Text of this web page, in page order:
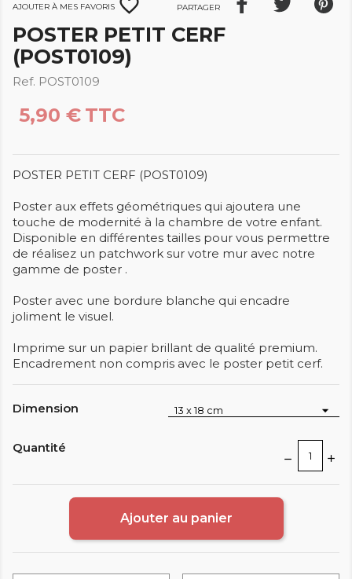
Ajouter à mes favoris favorite_border Partager
POSTER PETIT CERF
(POST0109)
Ref. POST0109
5,90 € TTC
POSTER PETIT CERF (POST0109)
Poster aux effets géométriques qui ajoutera une
touche de modernité à la chambre de votre enfant.
Disponible en différentes tailles pour vous permettre
de réalisez un patchwork sur votre mur avec notre
gamme de poster .
Poster avec une bordure blanche qui encadre
joliment le visuel.
Imprime sur un papier brillant de qualité premium.
Encadrement non compris avec le poster petit cerf.
Dimension
Quantité
Ajouter au panier